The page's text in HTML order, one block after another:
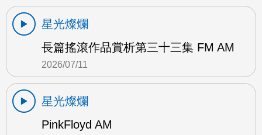
星光燦爛
長篇搖滾作品賞析第三十三集 FM AM
2026/07/11
星光燦爛
PinkFloyd AM